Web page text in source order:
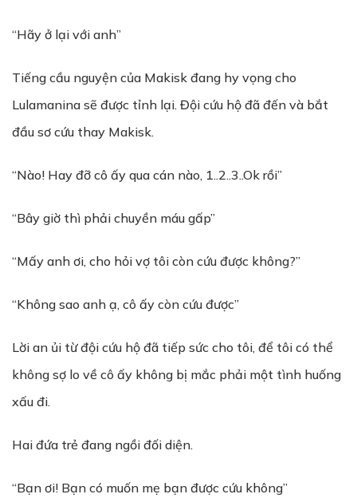
“Hãy ở lại với anh”
Tiếng cầu nguyện của Makisk đang hy vọng cho
Lulamanina sẽ được tỉnh lại. Đội cứu hộ đã đến và bắt
đầu sơ cứu thay Makisk.
“Nào! Hay đỡ cô ấy qua cán nào, 1..2..3..Ok rồi”
“Bây giờ thì phải chuyền máu gấp”
“Mấy anh ơi, cho hỏi vợ tôi còn cứu được không?”
“Không sao anh ạ, cô ấy còn cứu được”
Lời an ủi từ đội cứu hộ đã tiếp sức cho tôi, để tôi có thể
không sợ lo về cô ấy không bị mắc phải một tình huống
xấu đi.
Hai đứa trẻ đang ngồi đối diện.
“Bạn ơi! Bạn có muốn mẹ bạn được cứu không”